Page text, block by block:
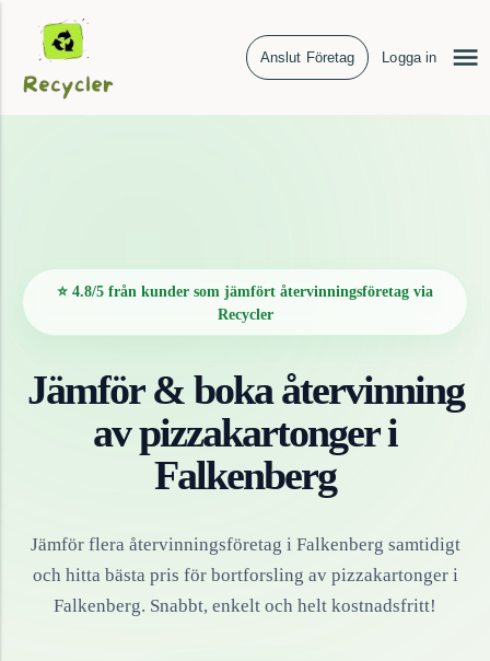
Anslut Företag Logga in
⭐ 4.8/5 från kunder som jämfört återvinningsföretag via
Recycler
Jämför & boka återvinning
avpizzakartongeri
Falkenberg
Jämför flera återvinningsföretag i Falkenberg samtidigt
och hitta bästa pris för bortforsling av pizzakartongeri
Falkenberg. Snabbt, enkelt och helt kostnadsfritt!